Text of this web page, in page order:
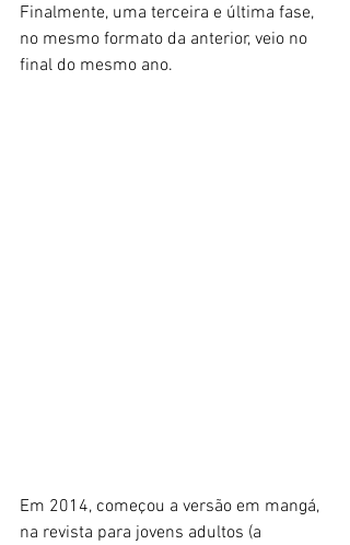
Finalmente, uma terceira e última fase,
no mesmo formato da anterior, veio no
final do mesmo ano.
Em 2014, começou a versão em mangá,
na revista para jovens adultos (a